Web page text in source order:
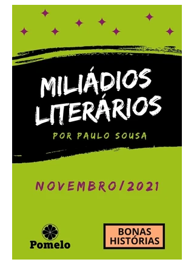
Miliádios Literários:
dezembro/2021